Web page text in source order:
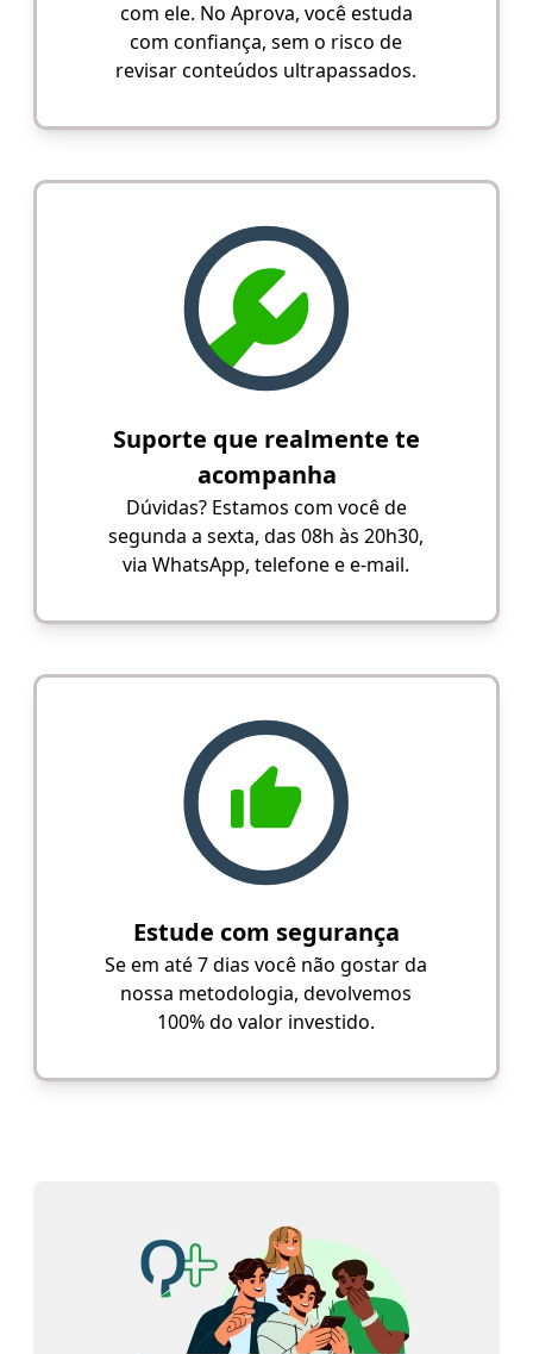
com ele. No Aprova, você estuda
com confiança, sem o risco de
revisar conteúdos ultrapassados.
Suporte que realmente te
acompanha
Dúvidas? Estamos com você de
segunda a sexta, das 08h às 20h30,
via WhatsApp, telefone e e-mail.
Estude com segurança
Se em até 7 dias você não gostar da
nossa metodologia, devolvemos
100% do valor investido.